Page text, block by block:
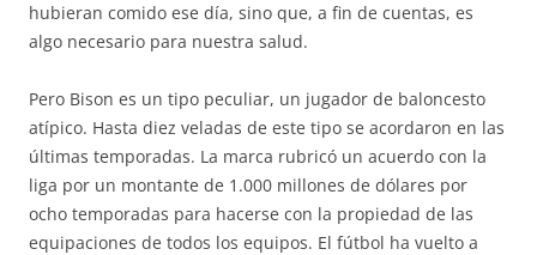
hubieran comido ese día, sino que, a fin de cuentas, es
algo necesario para nuestra salud.
Pero Bison es un tipo peculiar, un jugador de baloncesto
atípico. Hasta diez veladas de este tipo se acordaron en las
últimas temporadas. La marca rubricó un acuerdo con la
liga por un montante de 1.000 millones de dólares por
ocho temporadas para hacerse con la propiedad de las
equipaciones de todos los equipos. El fútbol ha vuelto a